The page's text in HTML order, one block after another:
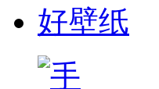
好壁纸